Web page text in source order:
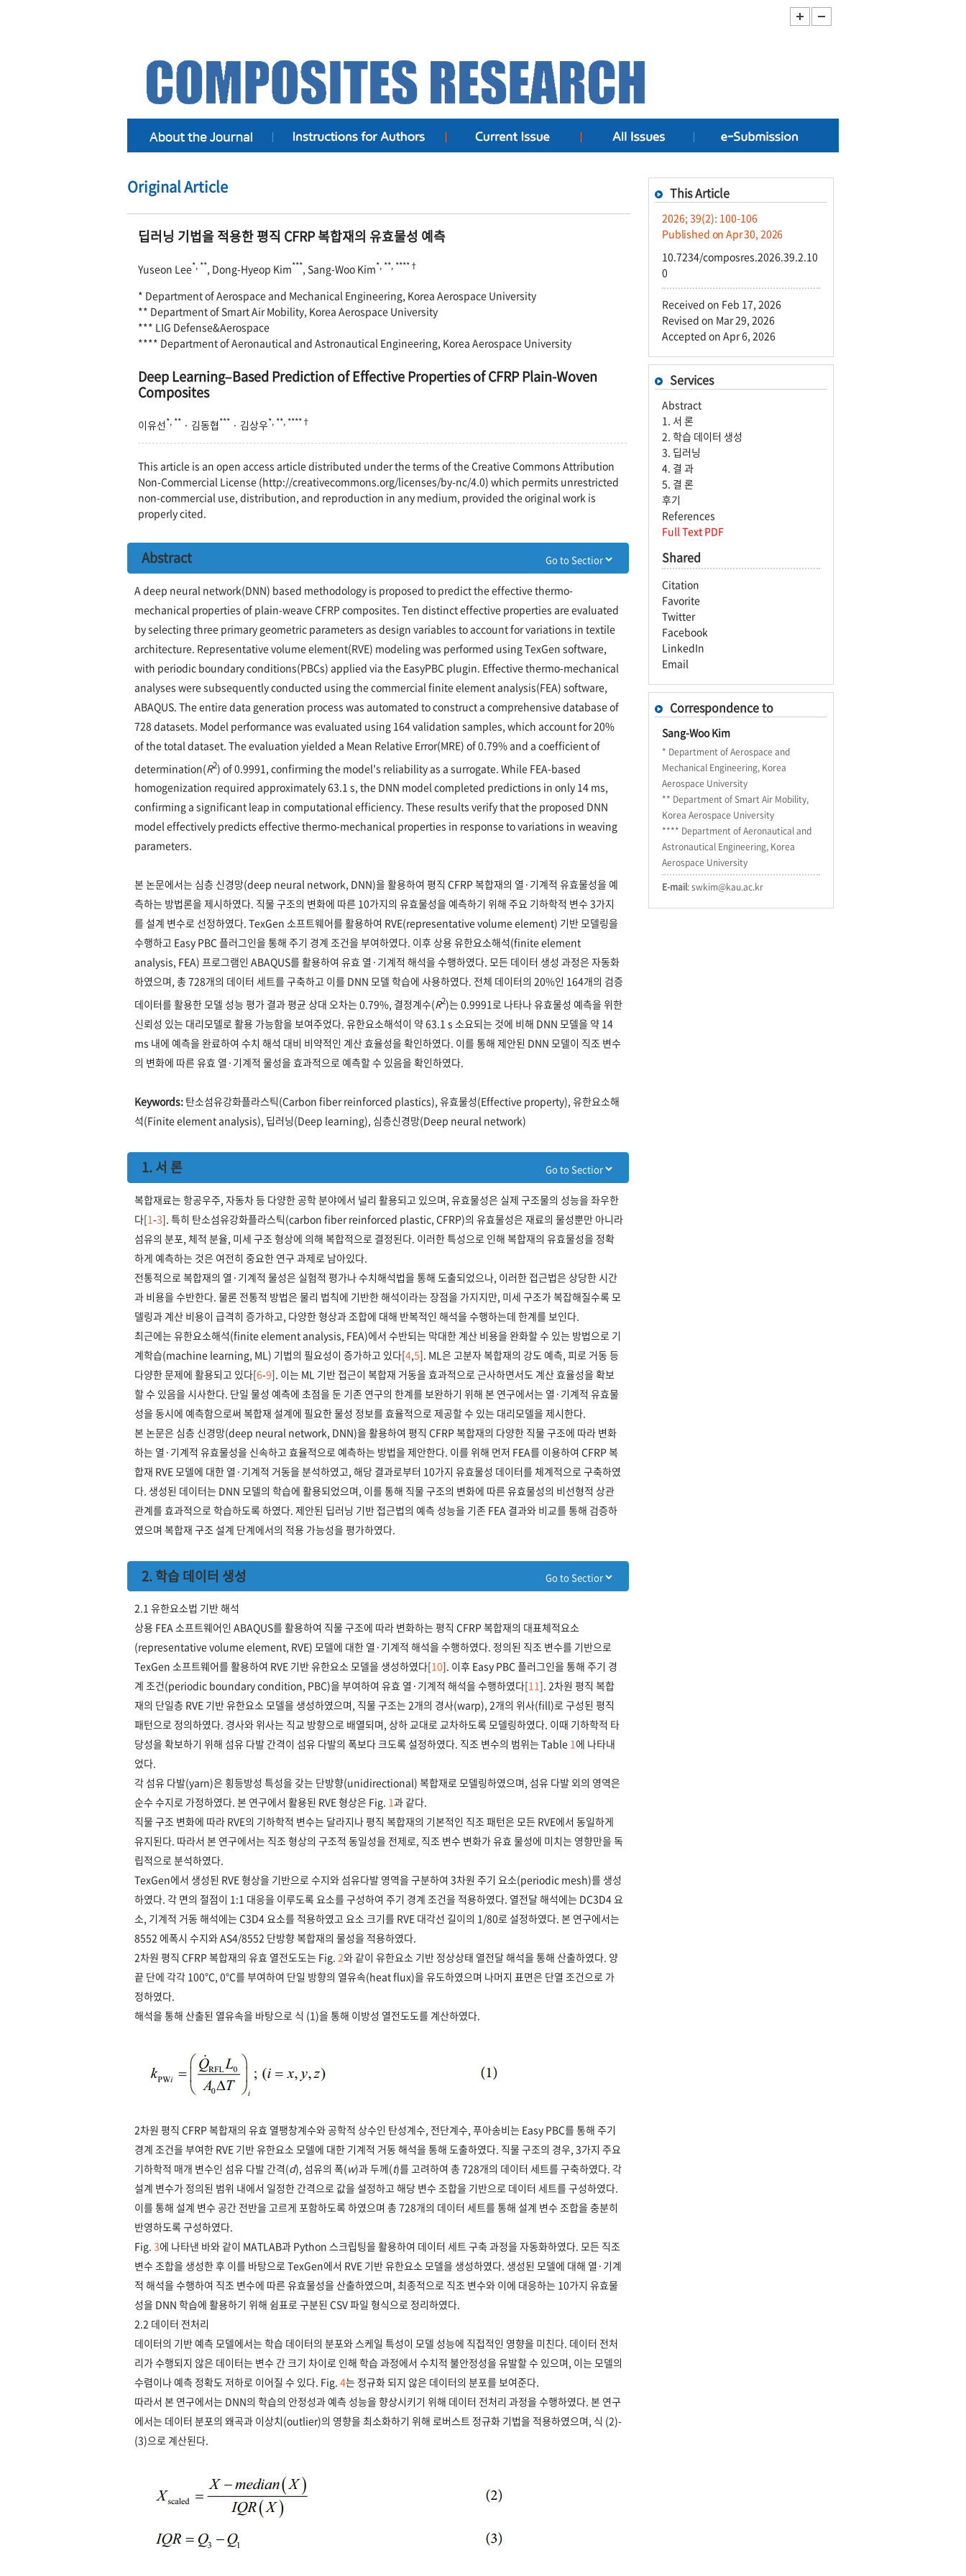
Original Article
딥러닝 기법을 적용한 평직 CFRP복합재의 유효물성 예측
Yuseon Lee*, ** , Dong-Hyeop Kim*** , Sang-Woo Kim*, **, ****†
* Department of Aerospace and Mechanical Engineering, Korea Aerospace University
** Department of Smart Air Mobility, Korea Aerospace University
*** LIG Defense&Aerospace
**** Department of Aeronautical and Astronautical Engineering, Korea Aerospace University
Deep Learning–Based Prediction of Effective Properties of CFRP Plain-Woven
Composites
이유선*, ** · 김동협*** · 김상우*, **, ****†
This article is an open access article distributed under the terms of the Creative Commons Attribution
Non-Commercial License (http://creativecommons.org/licenses/by-nc/4.0) which permits unrestricted
non-commercial use, distribution, and reproduction in any medium, provided the original work is
properly cited.
Abstract
A deep neural network(DNN) based methodology is proposed to predict the effective thermo-
mechanical properties of plain-weave CFRP composites. Ten distinct effective properties are evaluated
by selecting three primary geometric parameters as design variables to account for variations in textile
architecture. Representative volume element(RVE) modeling was performed using TexGen software,
with periodic boundary conditions(PBCs) applied via the EasyPBC plugin. Effective thermo-mechanical
analyses were subsequently conducted using the commercial finite element analysis(FEA) software,
ABAQUS. The entire data generation process was automated to construct a comprehensive database of
728 datasets. Model performance was evaluated using 164 validation samples, which account for 20%
of the total dataset. The evaluation yielded a Mean Relative Error(MRE) of 0.79% and a coefficient of
determination(R2) of 0.9991, confirming the model's reliability as a surrogate. While FEA-based
homogenization required approximately 63.1 s, the DNN model completed predictions in only 14 ms,
confirming a significant leap in computational efficiency. These results verify that the proposed DNN
model effectively predicts effective thermo-mechanical properties in response to variations in weaving
parameters.
본 논문에서는 심층 신경망(deep neural network, DNN)을 활용하여 평직 CFRP 복합재의 열·기계적 유효물성을 예
측하는 방법론을 제시하였다. 직물 구조의 변화에 따른 10가지의 유효물성을 예측하기 위해 주요 기하학적 변수 3가지
를 설계 변수로 선정하였다. TexGen 소프트웨어를 활용하여 RVE(representative volume element) 기반 모델링을
수행하고 Easy PBC 플러그인을 통해 주기 경계 조건을 부여하였다. 이후 상용 유한요소해석(finite element
analysis, FEA) 프로그램인 ABAQUS를 활용하여 유효 열·기계적 해석을 수행하였다. 모든 데이터 생성 과정은 자동화
하였으며, 총 728개의 데이터 세트를 구축하고 이를 DNN 모델 학습에 사용하였다. 전체 데이터의 20%인 164개의 검증
데이터를 활용한 모델 성능 평가 결과 평균 상대 오차는 0.79%, 결정계수(R2)는 0.9991로 나타나 유효물성 예측을 위한
신뢰성 있는 대리모델로 활용 가능함을 보여주었다. 유한요소해석이 약 63.1 s 소요되는 것에 비해 DNN 모델을 약 14
ms 내에 예측을 완료하여 수치 해석 대비 비약적인 계산 효율성을 확인하였다. 이를 통해 제안된 DNN 모델이 직조 변수
의 변화에 따른 유효 열·기계적 물성을 효과적으로 예측할 수 있음을 확인하였다.
Keywords: 탄소섬유강화플라스틱(Carbon fiber reinforced plastics), 유효물성(Effective property), 유한요소해
석(Finite element analysis), 딥러닝(Deep learning), 심층신경망(Deep neural network)
1. 서 론
복합재료는 항공우주, 자동차 등 다양한 공학 분야에서 널리 활용되고 있으며, 유효물성은 실제 구조물의 성능을 좌우한
다[1-3]. 특히 탄소섬유강화플라스틱(carbon fiber reinforced plastic, CFRP)의 유효물성은 재료의 물성뿐만 아니라
섬유의 분포, 체적 분율, 미세 구조 형상에 의해 복합적으로 결정된다. 이러한 특성으로 인해 복합재의 유효물성을 정확
하게 예측하는 것은 여전히 중요한 연구 과제로 남아있다.
전통적으로 복합재의 열·기계적 물성은 실험적 평가나 수치해석법을 통해 도출되었으나, 이러한 접근법은 상당한 시간
과 비용을 수반한다. 물론 전통적 방법은 물리 법칙에 기반한 해석이라는 장점을 가지지만, 미세 구조가 복잡해질수록 모
델링과 계산 비용이 급격히 증가하고, 다양한 형상과 조합에 대해 반복적인 해석을 수행하는데 한계를 보인다.
최근에는 유한요소해석(finite element analysis, FEA)에서 수반되는 막대한 계산 비용을 완화할 수 있는 방법으로 기
계학습(machine learning, ML) 기법의 필요성이 증가하고 있다[4 5]. ML은 고분자 복합재의 강도 예측, 피로 거동 등
다양한 문제에 활용되고 있다[6-9]. 이는 ML 기반 접근이 복합재 거동을 효과적으로 근사하면서도 계산 효율성을 확보
할 수 있음을 시사한다. 단일 물성 예측에 초점을 둔 기존 연구의 한계를 보완하기 위해 본 연구에서는 열·기계적 유효물
성을 동시에 예측함으로써 복합재 설계에 필요한 물성 정보를 효율적으로 제공할 수 있는 대리모델을 제시한다.
본 논문은 심층 신경망(deep neural network, DNN)을 활용하여 평직 CFRP 복합재의 다양한 직물 구조에 따라 변화
하는 열·기계적 유효물성을 신속하고 효율적으로 예측하는 방법을 제안한다. 이를 위해 먼저 FEA를 이용하여 CFRP 복
합재 RVE 모델에 대한 열·기계적 거동을 분석하였고, 해당 결과로부터 10가지 유효물성 데이터를 체계적으로 구축하였
다. 생성된 데이터는 DNN 모델의 학습에 활용되었으며, 이를 통해 직물 구조의 변화에 따른 유효물성의 비선형적 상관
관계를 효과적으로 학습하도록 하였다. 제안된 딥러닝 기반 접근법의 예측 성능을 기존 FEA 결과와 비교를 통해 검증하
였으며 복합재 구조 설계 단계에서의 적용 가능성을 평가하였다.
2. 학습 데이터 생성
2.1 유한요소법 기반 해석
상용 FEA 소프트웨어인 ABAQUS를 활용하여 직물 구조에 따라 변화하는 평직 CFRP 복합재의 대표체적요소
(representative volume element, RVE) 모델에 대한 열·기계적 해석을 수행하였다. 정의된 직조 변수를 기반으로
TexGen 소프트웨어를 활용하여 RVE 기반 유한요소 모델을 생성하였다[10]. 이후 Easy PBC 플러그인을 통해 주기 경
계 조건(periodic boundary condition, PBC)을 부여하여 유효 열·기계적 해석을 수행하였다[11]. 2차원 평직 복합
재의 단일층 RVE 기반 유한요소 모델을 생성하였으며, 직물 구조는 2개의 경사(warp), 2개의 위사(fill)로 구성된 평직
패턴으로 정의하였다. 경사와 위사는 직교 방향으로 배열되며, 상하 교대로 교차하도록 모델링하였다. 이때 기하학적 타
당성을 확보하기 위해 섬유 다발 간격이 섬유 다발의 폭보다 크도록 설정하였다. 직조 변수의 범위는 Table 1에 나타내
었다.
각 섬유 다발(yarn)은 횡등방성 특성을 갖는 단방향(unidirectional) 복합재로 모델링하였으며, 섬유 다발 외의 영역은
순수 수지로 가정하였다. 본 연구에서 활용된 RVE 형상은 Fig. 1과 같다.
직물 구조 변화에 따라 RVE의 기하학적 변수는 달라지나 평직 복합재의 기본적인 직조 패턴은 모든 RVE에서 동일하게
유지된다. 따라서 본 연구에서는 직조 형상의 구조적 동일성을 전제로, 직조 변수 변화가 유효 물성에 미치는 영향만을 독
립적으로 분석하였다.
TexGen에서 생성된 RVE 형상을 기반으로 수지와 섬유다발 영역을 구분하여 3차원 주기 요소(periodic mesh)를 생성
하였다. 각 면의 절점이 1:1 대응을 이루도록 요소를 구성하여 주기 경계 조건을 적용하였다. 열전달 해석에는 DC3D4 요
소, 기계적 거동 해석에는 C3D4 요소를 적용하였고 요소 크기를 RVE 대각선 길이의 1/80로 설정하였다. 본 연구에서는
8552 에폭시 수지와 AS4/8552 단방향 복합재의 물성을 적용하였다.
2차원 평직 CFRP 복합재의 유효 열전도도는 Fig. 2와 같이 유한요소 기반 정상상태 열전달 해석을 통해 산출하였다. 양
끝 단에 각각 100°C, 0°C를 부여하여 단일 방향의 열유속(heat flux)을 유도하였으며 나머지 표면은 단열 조건으로 가
정하였다.
해석을 통해 산출된 열유속을 바탕으로 식 (1)을 통해 이방성 열전도도를 계산하였다.
2차원 평직 CFRP 복합재의 유효 열팽창계수와 공학적 상수인 탄성계수, 전단계수, 푸아송비는 Easy PBC를 통해 주기
경계 조건을 부여한 RVE 기반 유한요소 모델에 대한 기계적 거동 해석을 통해 도출하였다. 직물 구조의 경우, 3가지 주요
기하학적 매개 변수인 섬유 다발 간격(d), 섬유의 폭(w)과 두께(t)를 고려하여 총 728개의 데이터 세트를 구축하였다. 각
설계 변수가 정의된 범위 내에서 일정한 간격으로 값을 설정하고 해당 변수 조합을 기반으로 데이터 세트를 구성하였다.
이를 통해 설계 변수 공간 전반을 고르게 포함하도록 하였으며 총 728개의 데이터 세트를 통해 설계 변수 조합을 충분히
반영하도록 구성하였다.
Fig. 3에 나타낸 바와 같이 MATLAB과 Python 스크립팅을 활용하여 데이터 세트 구축 과정을 자동화하였다. 모든 직조
변수 조합을 생성한 후 이를 바탕으로 TexGen에서 RVE 기반 유한요소 모델을 생성하였다. 생성된 모델에 대해 열·기계
적 해석을 수행하여 직조 변수에 따른 유효물성을 산출하였으며, 최종적으로 직조 변수와 이에 대응하는 10가지 유효물
성을 DNN 학습에 활용하기 위해 쉼표로 구분된 CSV 파일 형식으로 정리하였다.
2.2 데이터 전처리
데이터의 기반 예측 모델에서는 학습 데이터의 분포와 스케일 특성이 모델 성능에 직접적인 영향을 미친다. 데이터 전처
리가 수행되지 않은 데이터는 변수 간 크기 차이로 인해 학습 과정에서 수치적 불안정성을 유발할 수 있으며, 이는 모델의
수렴이나 예측 정확도 저하로 이어질 수 있다. Fig. 4는 정규화 되지 않은 데이터의 분포를 보여준다.
따라서 본 연구에서는 DNN의 학습의 안정성과 예측 성능을 향상시키기 위해 데이터 전처리 과정을 수행하였다. 본 연구
에서는 데이터 분포의 왜곡과 이상치(outlier)의 영향을 최소화하기 위해 로버스트 정규화 기법을 적용하였으며, 식 (2)-
(3)으로 계산된다.
This Article
2026; 39(2): 100-106
Published on Apr 30, 2026
10.7234/composres.2026.39.2.10
0
Received on Feb 17, 2026
Revised on Mar 29, 2026
Accepted on Apr 6, 2026
Services
Abstract
1. 서 론
2. 학습 데이터 생성
3. 딥러닝
4. 결 과
5. 결 론
후기
References
Full Text PDF
Shared
Citation
Favorite
Twitter
Facebook
LinkedIn
Email
Correspondence to
Sang-Woo Kim
* Department of Aerospace and
Mechanical Engineering, Korea
Aerospace University
** Department of Smart Air Mobility,
Korea Aerospace University
**** Department of Aeronautical and
Astronautical Engineering, Korea
Aerospace University
E-mail: swkim@kau.ac.kr